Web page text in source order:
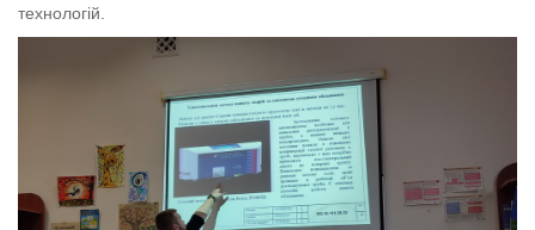
технологій.